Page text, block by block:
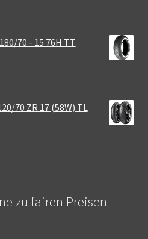
70 - 15 76H TT
70 ZR 17 (58W) TL
zu fairen Preisen